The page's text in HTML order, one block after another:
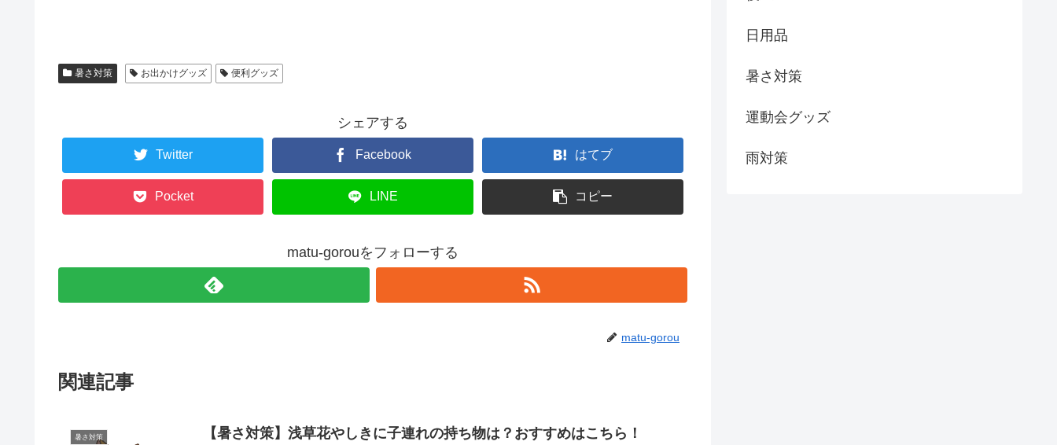
暑さ対策 お出かけグッズ 便利グッズ
シェアする
Twitter Facebook はてブ
Pocket LINE コピー
matu-gorouをフォローする
matu-gorou
関連記事
暑さ対策 【暑さ対策】浅草花やしきに子連れの持ち物は？おすすめはこちら！
日用品
暑さ対策
運動会グッズ
雨対策